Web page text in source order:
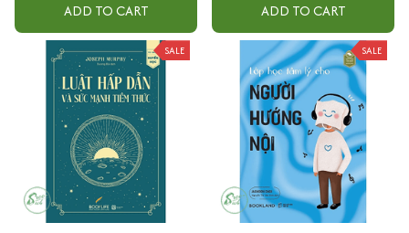
ADD TO CART ADD TO CART
SALE SALE